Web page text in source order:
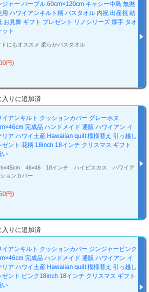
ジャー パープル 60cm×120cm キャシー中島 無撚
用 ハワイアンキルト柄 バスタオル 内祝 出産祝 結
お見舞 ギフト プレゼント リノシリーズ 厚手 タオ
ット
トにもオススメ 柔らかバスタオル
円)
入りに追加済
イアンキルト クッションカバー グレーホヌ
完成品 ハンドメイド 通販 ハワイアン イ
リア ハワイ土産 Hawaiian quilt 模様替え 引っ越し
ゼント 花柄 18inch 18インチ クリスマス ギフト
い
46×46 18インチ ハイビスカス ハワイア
ョンカバー
円)
入りに追加済
イアンキルト クッションカバー ジンジャーピンク
完成品 ハンドメイド 通販 ハワイアン イ
リア ハワイ土産 Hawaiian quilt 模様替え 引っ越し
ゼント ピンク18inch 18インチ クリスマス ギフト
い